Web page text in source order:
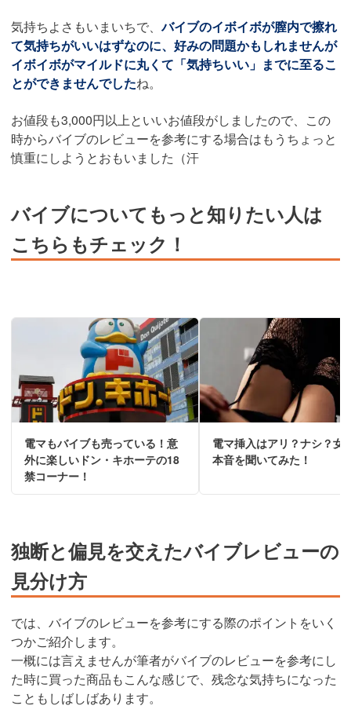
気持ちよさもいまいちで、バイブのイボイボが膣内で擦れ
て気持ちがいいはずなのに、好みの問題かもしれませんが
イボイボがマイルドに丸くて「気持ちいい」までに至るこ
とができませんでしたね。
お値段も3,000円以上といいお値段がしましたので、この
時からバイブのレビューを参考にする場合はもうちょっと
慎重にしようとおもいました（汗
バイブについてもっと知りたい人は
こちらもチェック！
電マもバイブも売っている！意
外に楽しいドン・キホーテの18
禁コーナー！
電マ挿入はアリ？ナシ？女
本音を聞いてみた！
独断と偏見を交えたバイブレビューの
見分け方
では、バイブのレビューを参考にする際のポイントをいく
つかご紹介します。
一概には言えませんが筆者がバイブのレビューを参考にし
た時に買った商品もこんな感じで、残念な気持ちになった
こともしばしばあります。